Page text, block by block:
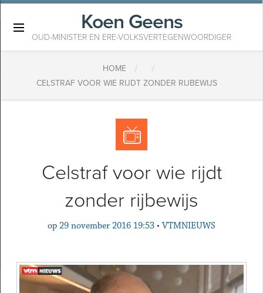
Koen Geens
OUD-MINISTER EN ERE-VOLKSVERTEGENWOORDIGER
HOME / /
CELSTRAF VOOR WIE RIJDT ZONDER RIJBEWIJS
Celstraf voor wie rijdt
zonder rijbewijs
op 29 november 2016 19:53 • VTMNIEUWS